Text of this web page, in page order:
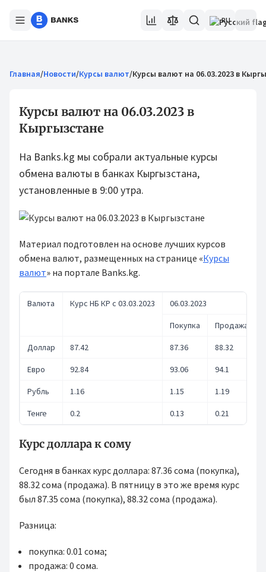
RU
Главная/Новости/Курсы валют/Курсы валют на 06.03.2023 в
Курсы валют на 06.03.2023 в
Кыргызстане
На Banks.kg мы собрали актуальные курсы
обмена валюты в банках Кыргызстана,
установленные в 9:00 утра.
Материал подготовлен на основе лучших курсов
обмена валют, размещенных на странице «Курсы
валют» на портале Banks.kg.
Валюта Курс НБ КР с 03.03.2023 06.03.2023
Покупка Продажа
Доллар 87.42 87.36 88.32
Евро 92.84 93.06 94.1
Рубль 1.16 1.15 1.19
Тенге 0.2 0.13 0.21
Курс доллара к сому
Сегодня в банках курс доллара: 87.36 сома (покупка),
88.32 сома (продажа). В пятницу в это же время курс
был 87.35 сома (покупка), 88.32 сома (продажа).
Разница:
покупка: 0.01 сома;
продажа: 0 сома.